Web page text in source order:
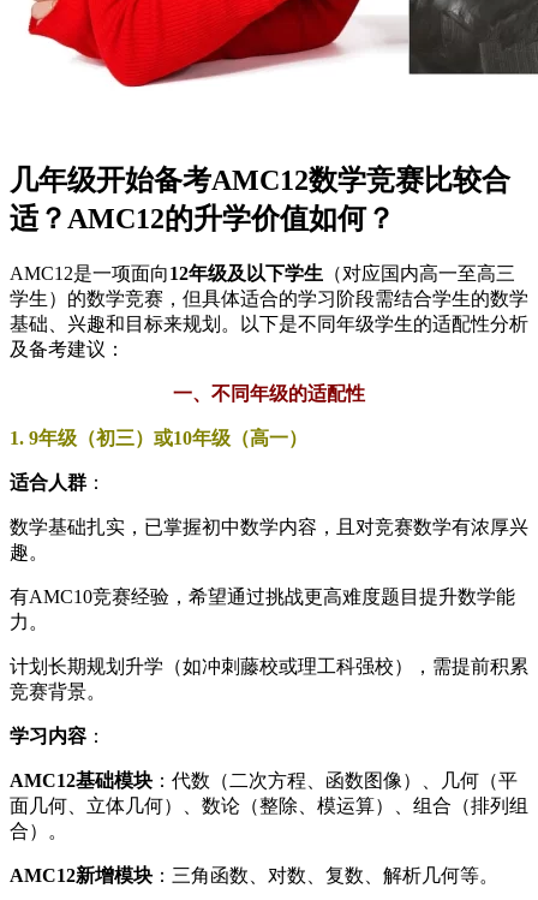
几年级开始备考AMC12数学竞赛比较合
适？AMC12的升学价值如何？
AMC12是一项面向12年级及以下学生 （对应国内高一至高三
学生）的数学竞赛，但具体适合的学习阶段需结合学生的数学
基础、兴趣和目标来规划。以下是不同年级学生的适配性分析
及备考建议：
一、不同年级的适配性
1. 9年级（初三）或10年级（高一）
适合人群 ：
数学基础扎实，已掌握初中数学内容，且对竞赛数学有浓厚兴
趣。
有AMC10竞赛经验，希望通过挑战更高难度题目提升数学能
力。
计划长期规划升学（如冲刺藤校或理工科强校），需提前积累
竞赛背景。
学习内容 ：
AMC12基础模块：代数（二次方程、函数图像）、几何（平
面几何、立体几何）、数论（整除、模运算）、组合（排列组
合）。
AMC12新增模块：三角函数、对数、复数、解析几何等。